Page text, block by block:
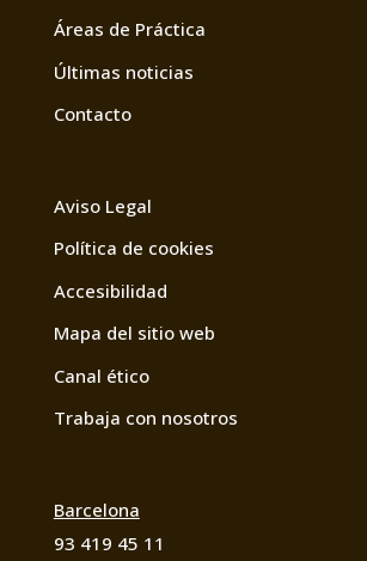
Áreas de Práctica
Últimas noticias
Contacto
Aviso Legal
Política de cookies
Accesibilidad
Mapa del sitio web
Canal ético
Trabaja con nosotros
Barcelona
93 419 45 11